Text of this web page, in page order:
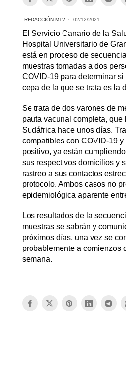
REDACCIÓN MTV 02/12/2021
El Servicio Canario de la
Hospital Universitario de
está en proceso de
muestras tomadas a dos
COVID-19 para determinar si
cepa de la que se trata es la
Se trata de dos varones de
pauta vacunal completa, que
Sudáfrica hace unos días.
compatibles con COVID-19 y
positivo, ya están
sus respectivos domicilios y
rastreo a sus contactos
protocolo. Ambos casos no
epidemiológica aparente
Los resultados de la
muestras se sabrán y
próximos días, una vez se
probablemente a comienzos
semana.